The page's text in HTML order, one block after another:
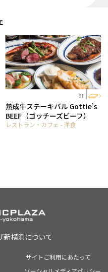
9F
熟成牛ステーキバル Gottie’s
BEEF（ゴッチーズビーフ）
レストラン・カフェ - 洋食
新横浜について
サイトご利用にあたって